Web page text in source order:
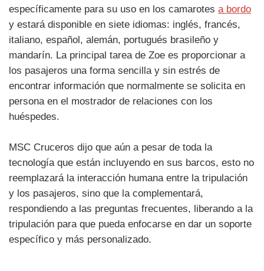
específicamente para su uso en los camarotes a bordo
y estará disponible en siete idiomas: inglés, francés,
italiano, español, alemán, portugués brasileño y
mandarín. La principal tarea de Zoe es proporcionar a
los pasajeros una forma sencilla y sin estrés de
encontrar información que normalmente se solicita en
persona en el mostrador de relaciones con los
huéspedes.
MSC Cruceros dijo que aún a pesar de toda la
tecnología que están incluyendo en sus barcos, esto no
reemplazará la interacción humana entre la tripulación
y los pasajeros, sino que la complementará,
respondiendo a las preguntas frecuentes, liberando a la
tripulación para que pueda enfocarse en dar un soporte
específico y más personalizado.